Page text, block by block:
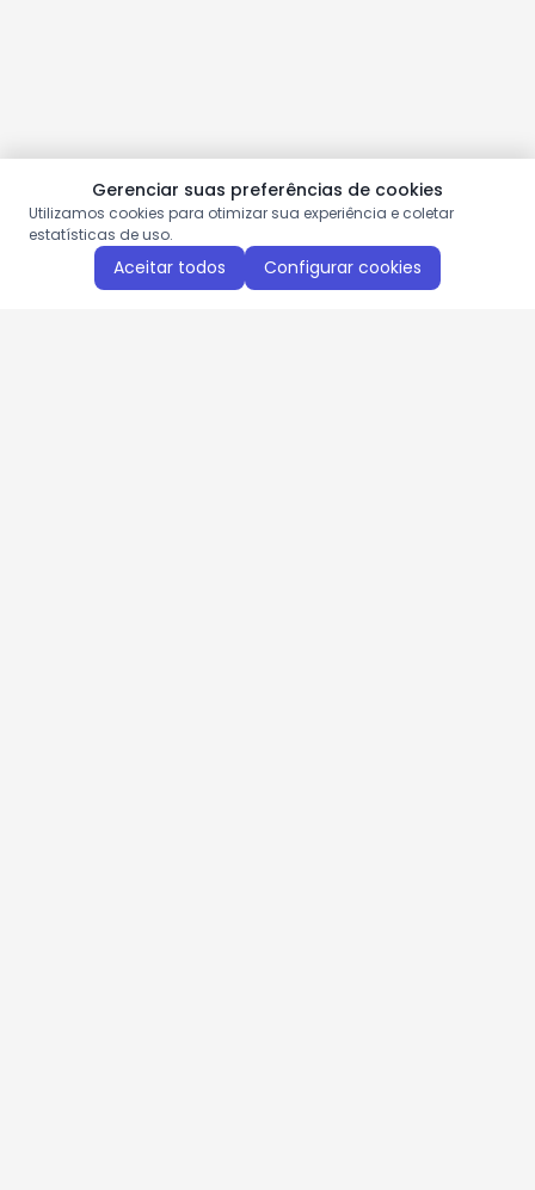
Gerenciar suas preferências de cookies
Utilizamos cookies para otimizar sua experiência e coletar
estatísticas de uso.
Aceitar todos Configurar cookies